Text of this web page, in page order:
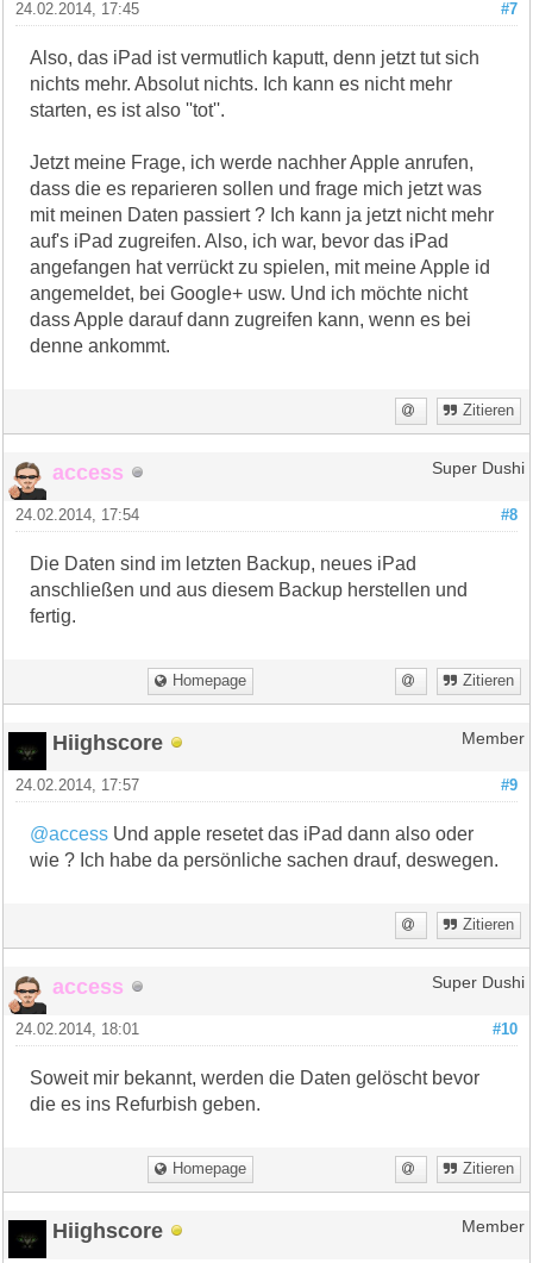
#7
24.02.2014, 17:45
Also, das iPad ist vermutlich kaputt, denn jetzt tut sich
nichts mehr. Absolut nichts. Ich kann es nicht mehr
starten, es ist also ''tot''.
Jetzt meine Frage, ich werde nachher Apple anrufen,
dass die es reparieren sollen und frage mich jetzt was
mit meinen Daten passiert ? Ich kann ja jetzt nicht mehr
auf's iPad zugreifen. Also, ich war, bevor das iPad
angefangen hat verrückt zu spielen, mit meine Apple id
angemeldet, bei Google+ usw. Und ich möchte nicht
dass Apple darauf dann zugreifen kann, wenn es bei
denne ankommt.
Zitieren
access Super Dushi
#8
24.02.2014, 17:54
Die Daten sind im letzten Backup, neues iPad
anschließen und aus diesem Backup herstellen und
fertig.
Homepage Zitieren
Hiighscore Member
#9
24.02.2014, 17:57
@access Und apple resetet das iPad dann also oder
wie ? Ich habe da persönliche sachen drauf, deswegen.
Zitieren
access Super Dushi
#10
24.02.2014, 18:01
Soweit mir bekannt, werden die Daten gelöscht bevor
die es ins Refurbish geben.
Homepage Zitieren
Hiighscore Member